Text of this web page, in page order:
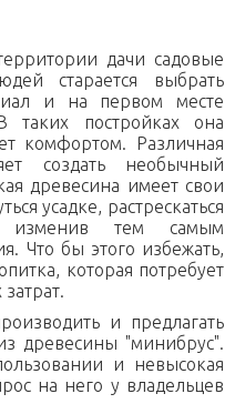
дачи садовые
старается выбрать
и на первом месте
таких постройках она
комфортом. Различная
создать необычный
древесина имеет свои
усадке, растрескаться
изменив тем самым
Что бы этого избежать,
которая потребует
и предлагать
древесины "минибрус".
и невысокая
на него у владельцев